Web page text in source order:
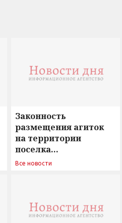
Законность
размещения агиток
на территории
поселка
Новосергиевка
Все новости